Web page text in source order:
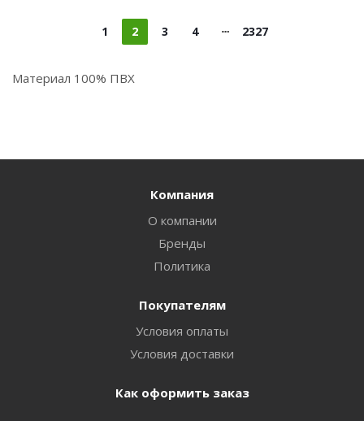
1 2 3 4 2327
Материал 100% ПВХ
Компания
О компании
Бренды
Политика
Покупателям
Условия оплаты
Условия доставки
Как оформить заказ